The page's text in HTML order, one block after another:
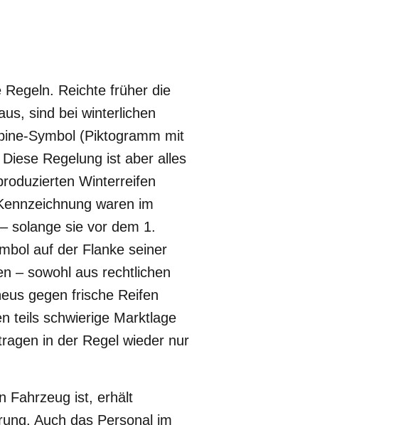
Reichte früher die
sind bei winterlichen
Symbol (Piktogramm mit
Regelung ist aber alles
Winterreifen
waren im
solange sie vor dem 1.
auf der Flanke seiner
– sowohl aus rechtlichen
gegen frische Reifen
teils schwierige Marktlage
in der Regel wieder nur
Fahrzeug ist, erhält
Auch das Personal im